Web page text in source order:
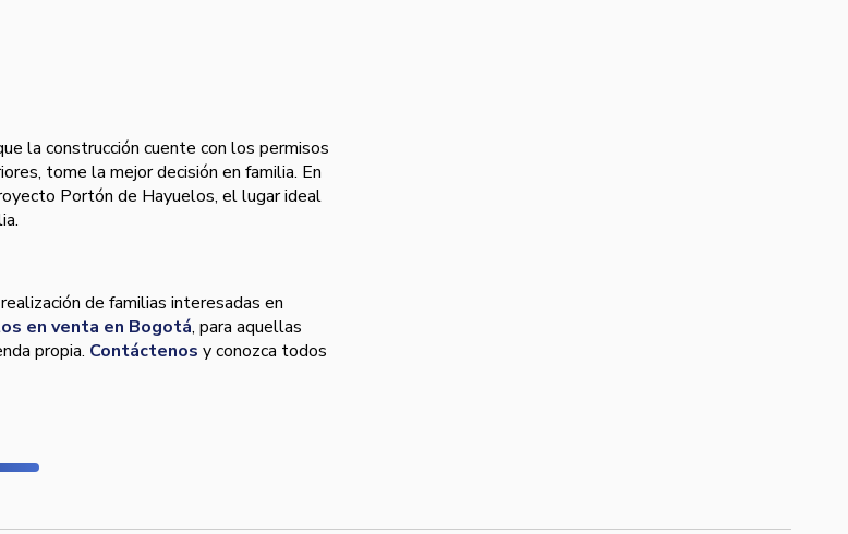
la construcción cuente con los permisos
tome la mejor decisión en familia. En
Portón de Hayuelos, el lugar ideal
de familias interesadas en
en venta en Bogotá, para aquellas
propia. Contáctenos y conozca todos